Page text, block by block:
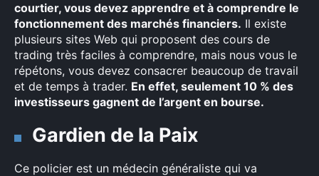
courtier, vous devez apprendre et à comprendre le
fonctionnement des marchés financiers. Il existe
plusieurs sites Web qui proposent des cours de
trading très faciles à comprendre, mais nous vous le
répétons, vous devez consacrer beaucoup de travail
et de temps à trader. En effet, seulement 10 % des
investisseurs gagnent de l’argent en bourse.
Gardien de la Paix
Ce policier est un médecin généraliste qui va